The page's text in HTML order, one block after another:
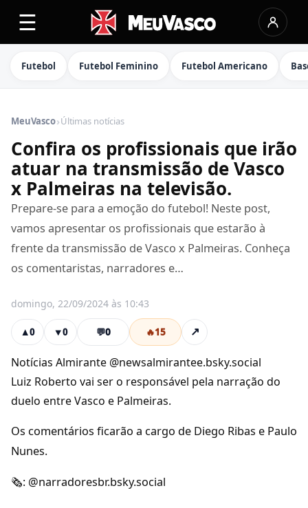
☰
Futebol Futebol Feminino Futebol Americano
MeuVasco›Últimas notícias
Confira os profissionais que irão
atuar na transmissão de Vasco
x Palmeiras na televisão.
Prepare-se para a emoção do futebol! Neste post,
vamos apresentar os profissionais que estarão à
frente da transmissão de Vasco x Palmeiras. Conheça
os comentaristas, narradores e…
domingo, 22/09/2024 às 10:43
▲0 ▼0 💬0 🔥15 ↗
Notícias Almirante @newsalmirantee.bsky.social
Luiz Roberto vai ser o responsável pela narração do
duelo entre Vasco e Palmeiras.
Os comentários ficarão a cargo de Diego Ribas e Paulo
Nunes.
🗞️: @narradoresbr.bsky.social